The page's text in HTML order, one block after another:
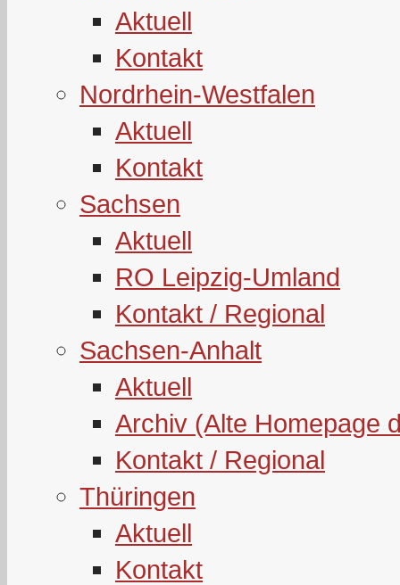
Aktuell
Kontakt
Nordrhein-Westfalen
Aktuell
Kontakt
Sachsen
Aktuell
RO Leipzig-Umland
Kontakt / Regional
Sachsen-Anhalt
Aktuell
Archiv (Alte Homepage
Kontakt / Regional
Thüringen
Aktuell
Kontakt